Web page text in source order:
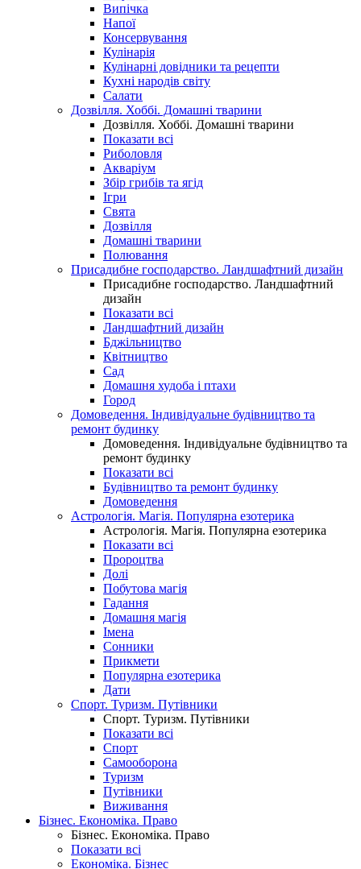
Випічка
Напої
Консервування
Кулінарія
Кулінарні довідники та рецепти
Кухні народів світу
Салати
Дозвілля. Хоббі. Домашні тварини
Дозвілля. Хоббі. Домашні тварини
Показати всі
Риболовля
Акваріум
Збір грибів та ягід
Ігри
Свята
Дозвілля
Домашні тварини
Полювання
Присадибне господарство. Ландшафтний дизайн
Присадибне господарство. Ландшафтний
дизайн
Показати всі
Ландшафтний дизайн
Бджільництво
Квітництво
Сад
Домашня худоба і птахи
Город
Домоведення. Індивідуальне будівництво та
ремонт будинку
Домоведення. Індивідуальне будівництво та
ремонт будинку
Показати всі
Будівництво та ремонт будинку
Домоведення
Астрологія. Магія. Популярна езотерика
Астрологія. Магія. Популярна езотерика
Показати всі
Пророцтва
Долі
Побутова магія
Гадання
Домашня магія
Імена
Сонники
Прикмети
Популярна езотерика
Дати
Спорт. Туризм. Путівники
Спорт. Туризм. Путівники
Показати всі
Спорт
Самооборона
Туризм
Путівники
Виживання
Бізнес. Економіка. Право
Бізнес. Економіка. Право
Показати всі
Економіка. Бізнес